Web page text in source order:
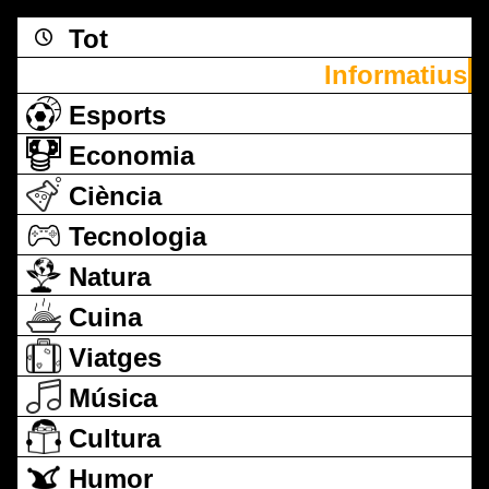
Tot
Informatius
Esports
Economia
Ciència
Tecnologia
Natura
Cuina
Viatges
Música
Cultura
Humor